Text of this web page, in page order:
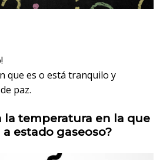
que es o está tranquilo y
paz.
la temperatura en la que
estado gaseoso?